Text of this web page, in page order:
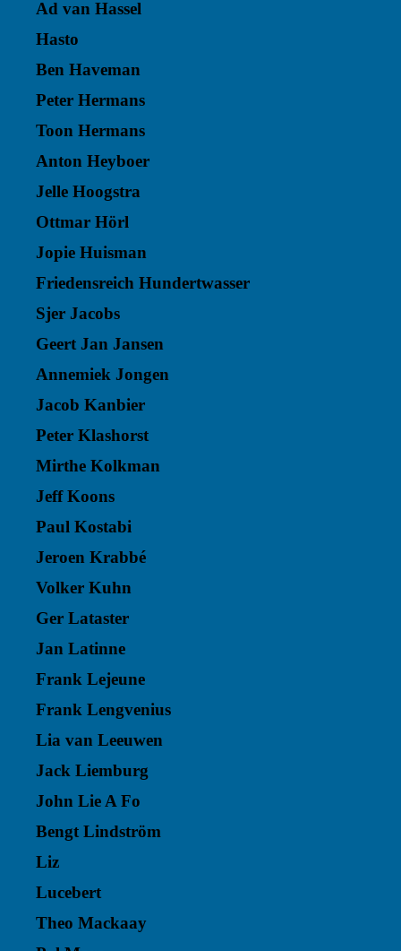
Ad van Hassel
Hasto
Ben Haveman
Peter Hermans
Toon Hermans
Anton Heyboer
Jelle Hoogstra
Ottmar Hörl
Jopie Huisman
Friedensreich Hundertwasser
Sjer Jacobs
Geert Jan Jansen
Annemiek Jongen
Jacob Kanbier
Peter Klashorst
Mirthe Kolkman
Jeff Koons
Paul Kostabi
Jeroen Krabbé
Volker Kuhn
Ger Lataster
Jan Latinne
Frank Lejeune
Frank Lengvenius
Lia van Leeuwen
Jack Liemburg
John Lie A Fo
Bengt Lindström
Liz
Lucebert
Theo Mackaay